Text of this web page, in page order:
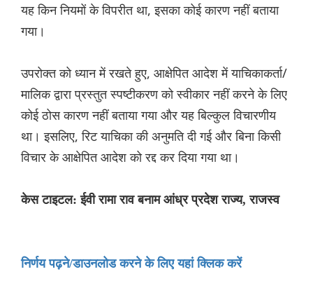
यह किन नियमों के विपरीत था, इसका कोई कारण नहीं बताया
गया।
उपरोक्त को ध्यान में रखते हुए, आक्षेपित आदेश में याचिकाकर्ता/
मालिक द्वारा प्रस्तुत स्पष्टीकरण को स्वीकार नहीं करने के लिए
कोई ठोस कारण नहीं बताया गया और यह बिल्कुल विचारणीय
था। इसलिए, रिट याचिका की अनुमति दी गई और बिना किसी
विचार के आक्षेपित आदेश को रद्द कर दिया गया था।
केस टाइटल: ईवी रामा राव बनाम आंध्र प्रदेश राज्य, राजस्व
निर्णय पढ़ने/डाउनलोड करने के लिए यहां क्लिक करें